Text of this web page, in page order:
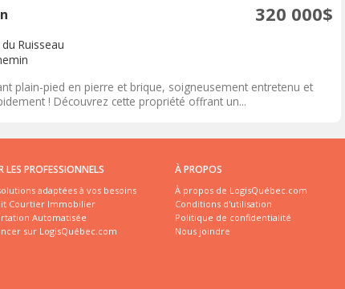
320 000$
Ruisseau
plain-pied en pierre et brique, soigneusement entretenu et
! Découvrez cette propriété offrant un...
LES PROFESSIONNELS
adaptées à vos besoins
Courtier Immobilier
Automatisée
sur LogisQuébec.com
À PROPOS
À propos de LogisQuébec.com
Conditions d'utilisation
Politique de confidentialité
Nous joindre